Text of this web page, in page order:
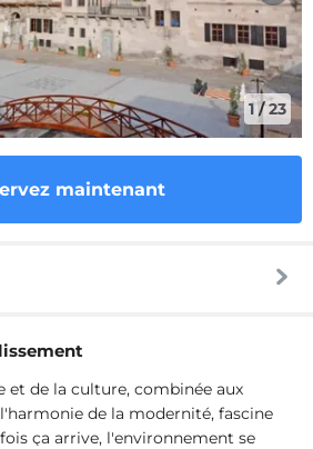
1/23
maintenant
et de la culture, combinée aux
de la modernité, fascine
ça arrive, l'environnement se